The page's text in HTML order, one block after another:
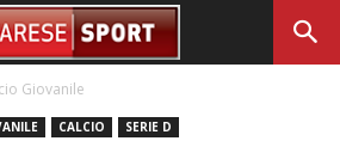
Giovanile
CALCIO SERIE D